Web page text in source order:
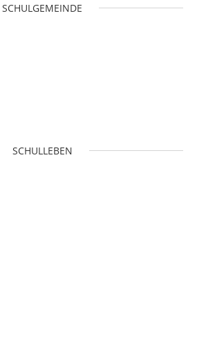
SCHULGEMEINDE
SCHULLEBEN